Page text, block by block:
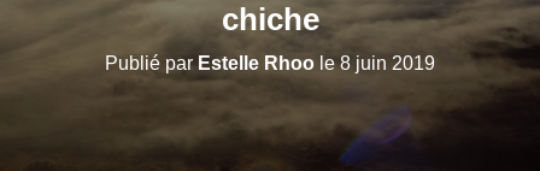
chiche
Publié par Estelle Rhoo le8 juin 2019